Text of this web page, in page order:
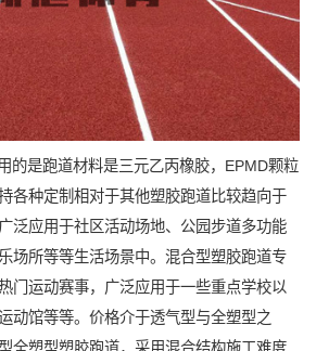
的是跑道材料是三元乙丙橡胶，EPMD颗粒
各种定制相对于其他塑胶跑道比较趋向于
泛应用于社区活动场地、公园步道多功能
场所等等生活场景中。混合型塑胶跑道专
门运动赛事，广泛应用于一些重点学校以
动馆等等。价格介于透气型与全塑型之